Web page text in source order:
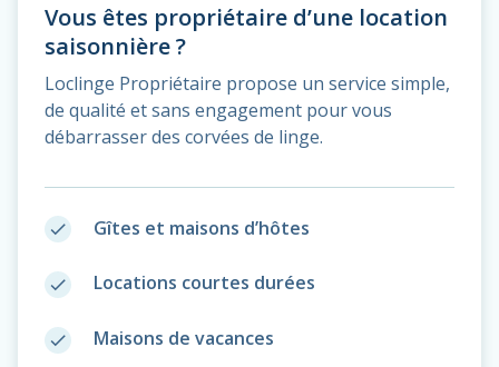
Vous êtes propriétaire d’une location
saisonnière ?
Loclinge Propriétaire propose un service simple,
de qualité et sans engagement pour vous
débarrasser des corvées de linge.
done Gîtes et maisons d’hôtes
done Locations courtes durées
done Maisons de vacances